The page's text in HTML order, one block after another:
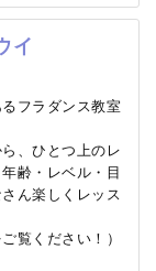
イ
フラダンス教室
、ひとつ上のレ
齢・レベル・目
ん楽しくレッス
覧ください！）